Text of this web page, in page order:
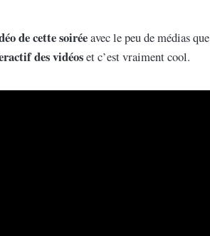
de cette soiréeavec le peu de médias
des vidéoset c’est vraiment cool.